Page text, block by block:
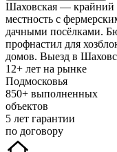
Шаховская —
местность с
дачными посёлками.
профнастил для
домов. Выезд в
12+ лет на рынке
Подмосковья
850+ выполненных
объектов
5 лет гарантии
по договору